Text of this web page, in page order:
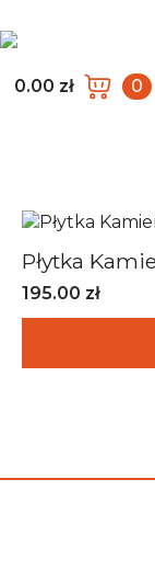
0.00 zł 0
Płytka
195.00 zł